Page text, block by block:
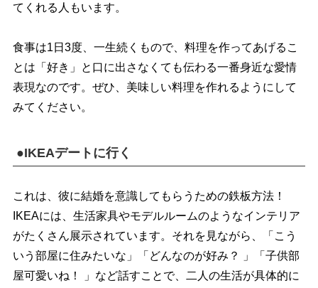
てくれる人もいます。
食事は1日3度、一生続くもので、料理を作ってあげるこ
とは「好き」と口に出さなくても伝わる一番身近な愛情
表現なのです。ぜひ、美味しい料理を作れるようにして
みてください。
●IKEAデートに行く
これは、彼に結婚を意識してもらうための鉄板方法！
IKEAには、生活家具やモデルルームのようなインテリア
がたくさん展示されています。それを見ながら、「こう
いう部屋に住みたいな」「どんなのが好み？ 」「子供部
屋可愛いね！ 」など話すことで、二人の生活が具体的に